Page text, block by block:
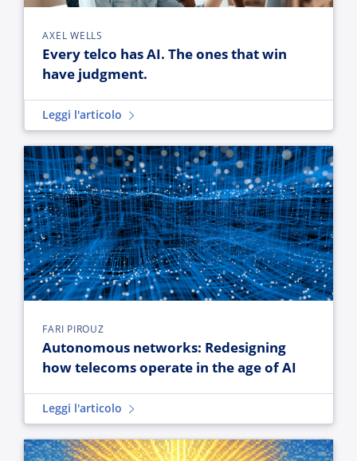
AXEL WELLS
Every telco has AI. The ones that win
have judgment.
Leggi l'articolo
Autonomous networks: Redesigning how telecoms operate
FARI PIROUZ
Autonomous networks: Redesigning
how telecoms operate in the age of AI
Leggi l'articolo
Don’t let history repeat itself: Why governance and